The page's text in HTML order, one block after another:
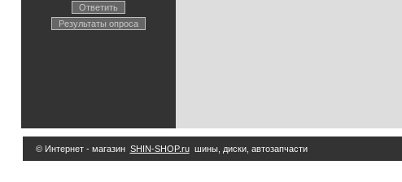
Ответить
Результаты опроса
© Интернет - магазин SHIN-SHOP.ruшины, диски, автозапчасти